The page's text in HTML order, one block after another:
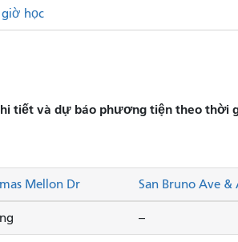
học
tiết và dự báo phương tiện theo thời
Mellon Dr San Bruno Ave &
--